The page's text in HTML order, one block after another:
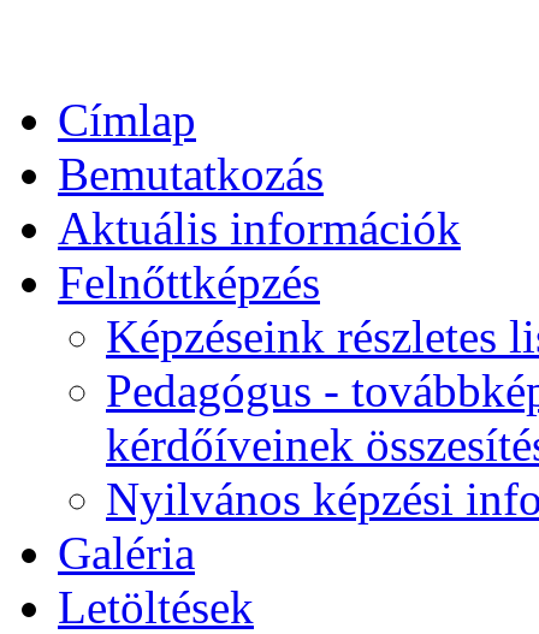
Címlap
Bemutatkozás
Aktuális információk
Felnőttképzés
Képzéseink részletes
Pedagógus -
kérdőíveinek
Nyilvános képzési
Galéria
Letöltések